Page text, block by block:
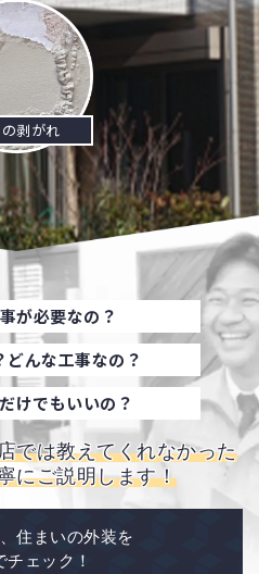
剥がれ
が必要なの？
どんな工事なの？
けでもいいの？
では教えてくれなかった
にご説明します！
住まいの外装を
チェック！